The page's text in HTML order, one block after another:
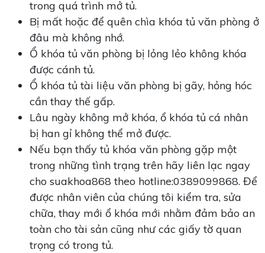
trong quá trình mở tủ.
Bị mất hoặc để quên chìa khóa tủ văn phòng ở
đâu mà không nhớ.
Ổ khóa tủ văn phòng bị lỏng lẻo không khóa
được cánh tủ.
Ổ khóa tủ tài liệu văn phòng bị gãy, hỏng hóc
cần thay thế gấp.
Lâu ngày không mở khóa, ổ khóa tủ cá nhân
bị han gỉ không thể mở được.
Nếu bạn thấy tủ khóa văn phòng gặp một
trong những tình trạng trên hãy liên lạc ngay
cho suakhoa868 theo hotline:0389099868. Để
được nhân viên của chúng tôi kiểm tra, sửa
chữa, thay mới ổ khóa mới nhằm đảm bảo an
toàn cho tài sản cũng như các giấy tờ quan
trọng có trong tủ.